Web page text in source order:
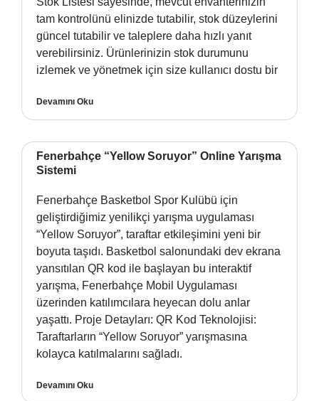
tam kontrolünü elinizde tutabilir, stok düzeylerini
güncel tutabilir ve taleplere daha hızlı yanıt
verebilirsiniz. Ürünlerinizin stok durumunu
izlemek ve yönetmek için size kullanıcı dostu bir
Devamını Oku
Fenerbahçe “Yellow Soruyor” Online Yarışma
Sistemi
Fenerbahçe Basketbol Spor Kulübü için
geliştirdiğimiz yenilikçi yarışma uygulaması
“Yellow Soruyor”, taraftar etkileşimini yeni bir
boyuta taşıdı. Basketbol salonundaki dev ekrana
yansıtılan QR kod ile başlayan bu interaktif
yarışma, Fenerbahçe Mobil Uygulaması
üzerinden katılımcılara heyecan dolu anlar
yaşattı. Proje Detayları: QR Kod Teknolojisi:
Taraftarların “Yellow Soruyor” yarışmasına
kolayca katılmalarını sağladı.
Devamını Oku